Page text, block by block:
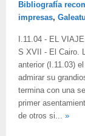
Bibliografía
impresas,
I.11.04 - EL
S XVII - El Cairo.
anterior (I.11.03)
admirar su
termina con una
primer
de otros si... »